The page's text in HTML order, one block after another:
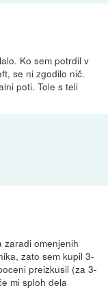
Ko sem potrdil v
se ni zgodilo nič.
poti. Tole s teli
zaradi omenjenih
zato sem kupil 3-
preizkusil (za 3-
mi sploh dela